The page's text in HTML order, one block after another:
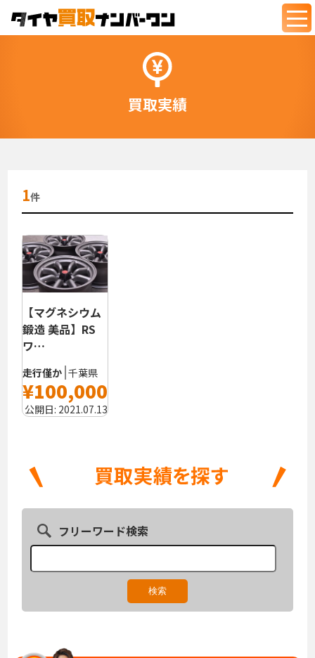
買取実績
1件
【マグネシウム
鍛造 美品】RS
ワ…
走行僅か 千葉県
¥100,000
公開日: 2021.07.13
フリーワード検索